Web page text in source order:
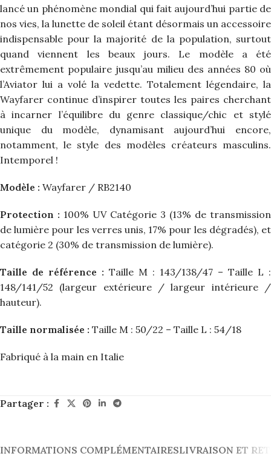
lancé un phénomène mondial qui fait aujourd’hui partie de
nos vies, la lunette de soleil étant désormais un accessoire
indispensable pour la majorité de la population, surtout
quand viennent les beaux jours. Le modèle a été
extrêmement populaire jusqu’au milieu des années 80 où
l’Aviator lui a volé la vedette. Totalement légendaire, la
Wayfarer continue d’inspirer toutes les paires cherchant
à incarner l’équilibre du genre classique/chic et stylé
unique du modèle, dynamisant aujourd’hui encore,
notamment, le style des modèles créateurs masculins.
Intemporel !
Modèle : Wayfarer / RB2140
Protection : 100% UV Catégorie 3 (13% de transmission
de lumière pour les verres unis, 17% pour les dégradés), et
catégorie 2 (30% de transmission de lumière).
Taille de référence : Taille M : 143/138/47 – Taille L :
148/141/52 (largeur extérieure / largeur intérieure /
hauteur).
Taille normalisée : Taille M : 50/22 – Taille L : 54/18
Fabriqué à la main en Italie
Partager :
INFORMATIONS COMPLÉMENTAIRESLIVRAISON ET